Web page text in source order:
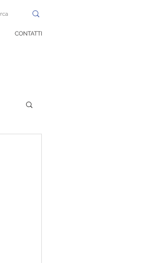
CONTATTI